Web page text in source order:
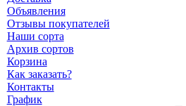
Объявления
Отзывы покупателей
Наши сорта
Архив сортов
Корзина
Как заказать?
Контакты
График